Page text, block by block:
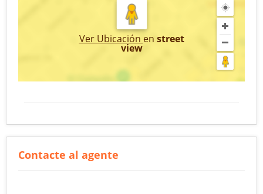
Ver Ubicación en street
view
Contacte al agente